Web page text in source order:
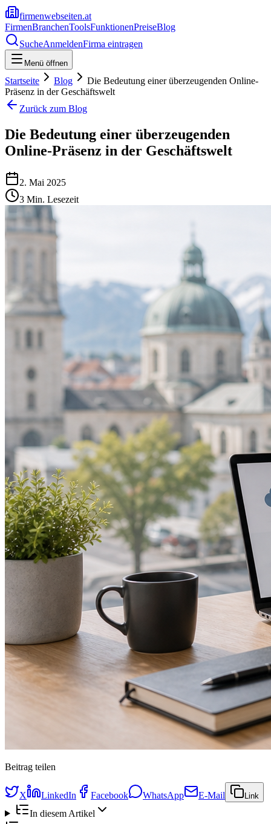
firmenwebseiten.at
FirmenBranchenToolsFunktionenPreiseBlog
SucheAnmeldenFirma eintragen
Menü öffnen
Startseite Blog
Die Bedeutung einer überzeugenden Online-
Präsenz in der Geschäftswelt
Zurück zum Blog
Die Bedeutung einer überzeugenden
Online-Präsenz in der Geschäftswelt
2. Mai 2025
3 Min. Lesezeit
Beitrag teilen
X LinkedIn Facebook WhatsApp E-Mail Link
In diesem Artikel